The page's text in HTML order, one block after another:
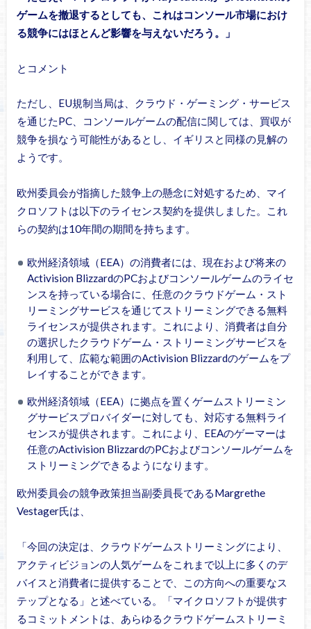
ゲームを撤退するとしても、これはコンソール市場におけ
る競争にはほとんど影響を与えないだろう。」
とコメント
ただし、EU規制当局は、クラウド・ゲーミング・サービス
を通じたPC、コンソールゲームの配信に関しては、買収が
競争を損なう可能性があるとし、イギリスと同様の見解の
ようです。
欧州委員会が指摘した競争上の懸念に対処するため、マイ
クロソフトは以下のライセンス契約を提供しました。これ
らの契約は10年間の期間を持ちます。
欧州経済領域（EEA）の消費者には、現在および将来の
Activision BlizzardのPCおよびコンソールゲームのライセ
ンスを持っている場合に、任意のクラウドゲーム・スト
リーミングサービスを通じてストリーミングできる無料
ライセンスが提供されます。これにより、消費者は自分
の選択したクラウドゲーム・ストリーミングサービスを
利用して、広範な範囲のActivision Blizzardのゲームをプ
レイすることができます。
欧州経済領域（EEA）に拠点を置くゲームストリーミン
グサービスプロバイダーに対しても、対応する無料ライ
センスが提供されます。これにより、EEAのゲーマーは
任意のActivision BlizzardのPCおよびコンソールゲームを
ストリーミングできるようになります。
欧州委員会の競争政策担当副委員長であるMargrethe
Vestager氏は、
「今回の決定は、クラウドゲームストリーミングにより、
アクティビジョンの人気ゲームをこれまで以上に多くのデ
バイスと消費者に提供することで、この方向への重要なス
テップとなる」と述べている。「マイクロソフトが提供す
るコミットメントは、あらゆるクラウドゲームストリーミ